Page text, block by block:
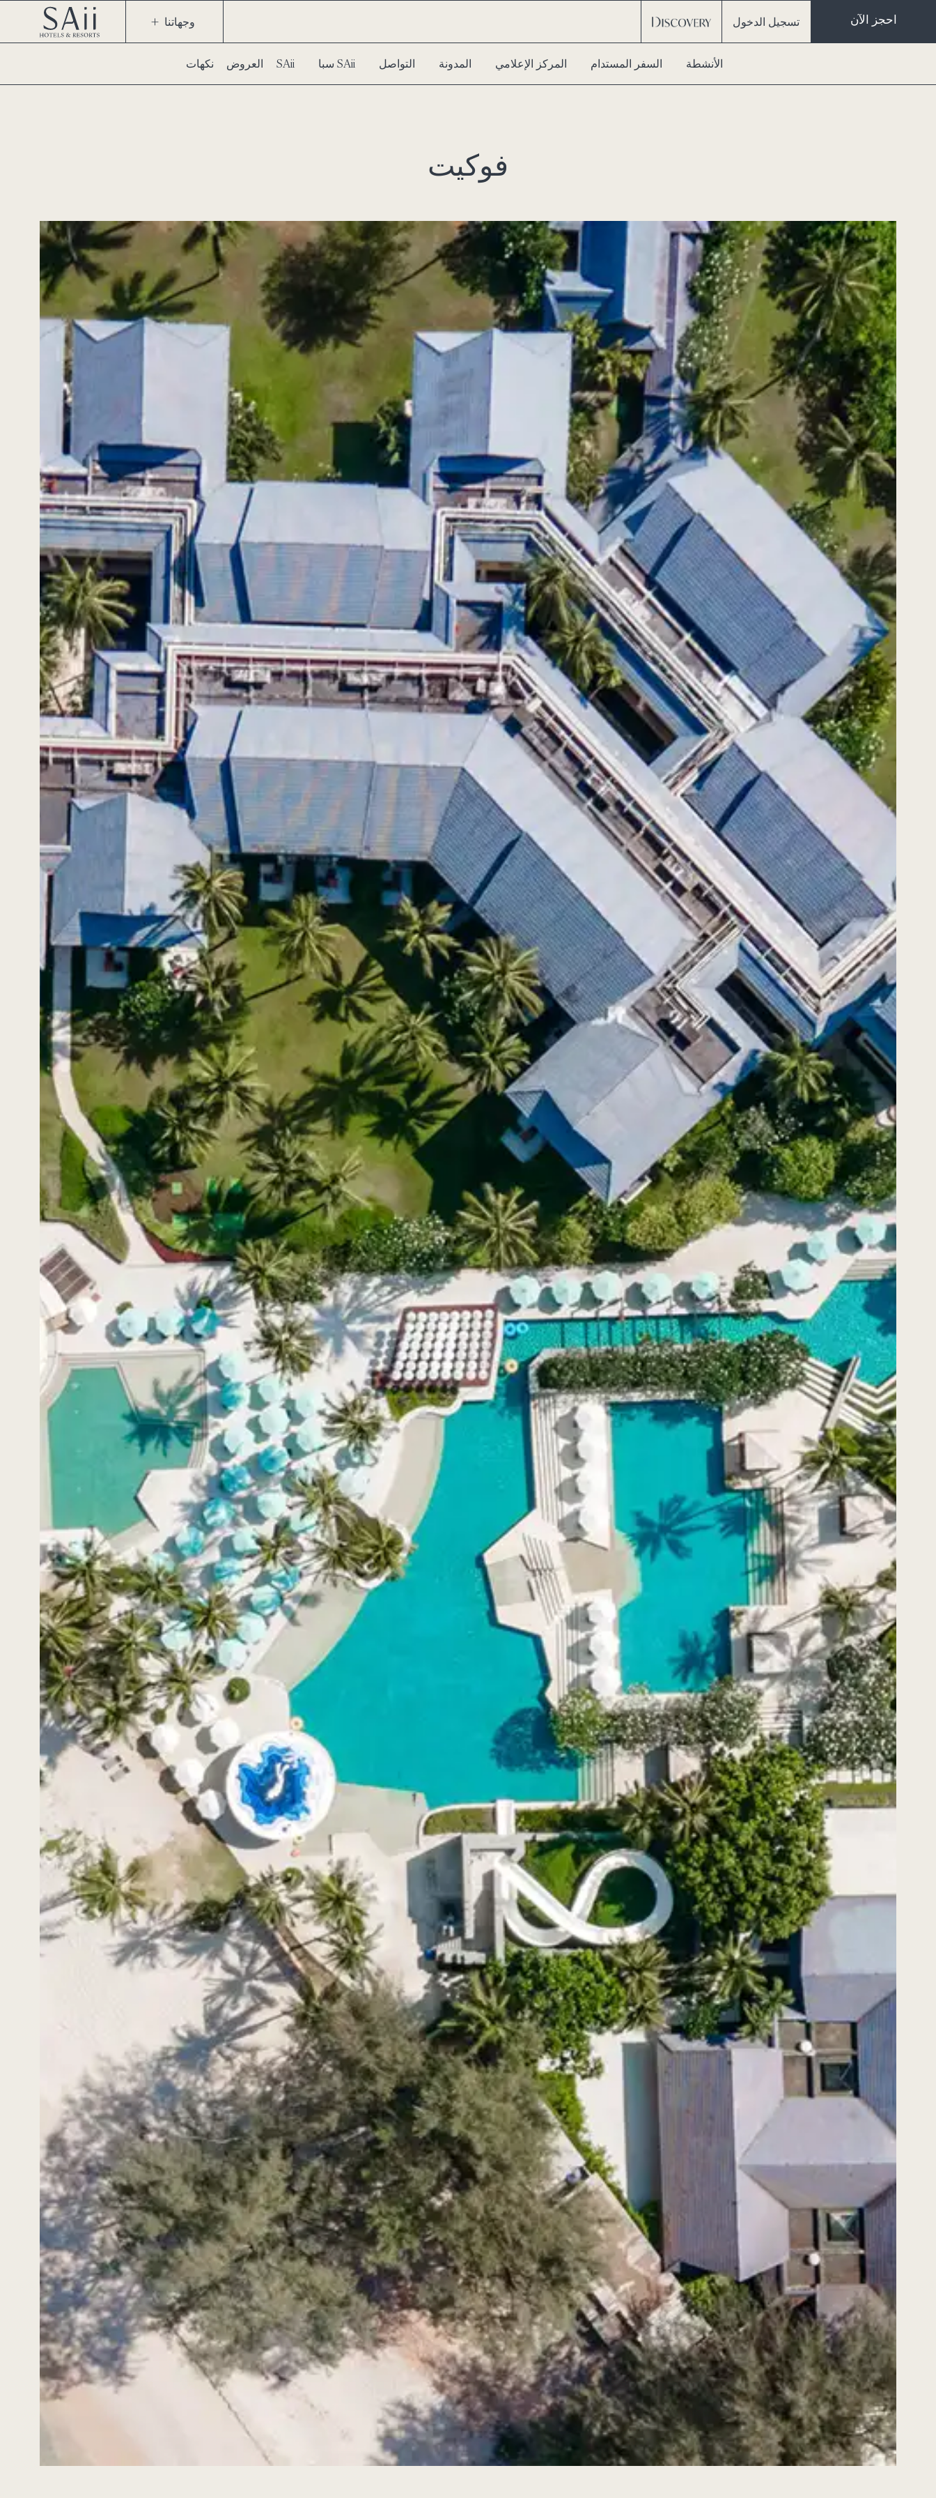
وجهاتنا تسجيل الدخول احجز الآن
العروض نكهات SAii سبا SAii الأنشطة السفر المستدام المركز الإعلامي المدونة التواصل
فوكيت